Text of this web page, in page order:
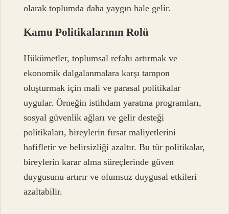
olarak toplumda daha yaygın hale gelir.
Kamu Politikalarının Rolü
Hükümetler, toplumsal refahı artırmak ve
ekonomik dalgalanmalara karşı tampon
oluşturmak için mali ve parasal politikalar
uygular. Örneğin istihdam yaratma programları,
sosyal güvenlik ağları ve gelir desteği
politikaları, bireylerin fırsat maliyetlerini
hafifletir ve belirsizliği azaltır. Bu tür politikalar,
bireylerin karar alma süreçlerinde güven
duygusunu artırır ve olumsuz duygusal etkileri
azaltabilir.